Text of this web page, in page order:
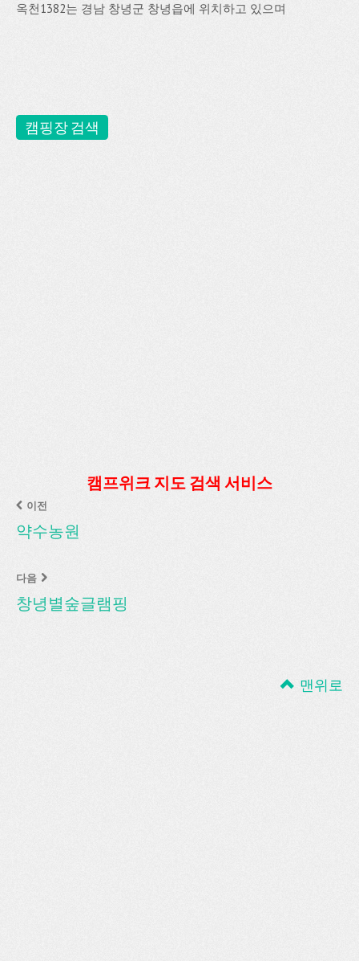
옥천1382는 경남 창녕군 창녕읍에 위치하고 있으며
캠핑장 검색
캠프위크 지도 검색 서비스
이전
약수농원
다음
창녕별숲글램핑
맨위로